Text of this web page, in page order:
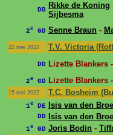
DD Rikke de Koning
Sijbesma
2e GD Senne Braun -
22 mei 2022 T.V. Victoria
DD Lizette Blankers -
2e GD Lizette Blankers -
15 mei 2022 T.C. Bosheim
1e DE Isis van den
DD Isis van den
1e GD Joris Bodin -